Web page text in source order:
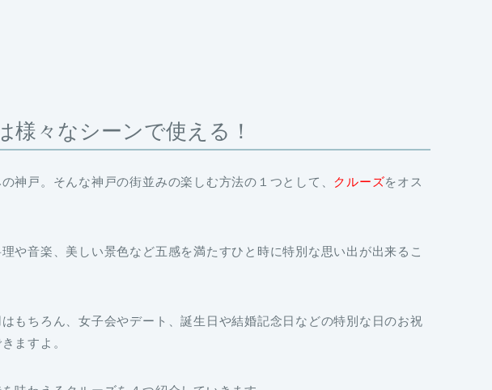
様々なシーンで使える！
神戸。そんな神戸の街並みの楽しむ方法の１つとして、 クルーズをオス
や音楽、美しい景色など五感を満たすひと時に特別な思い出が出来るこ
もちろん、女子会やデート、誕生日や結婚記念日などの特別な日のお祝
ますよ。